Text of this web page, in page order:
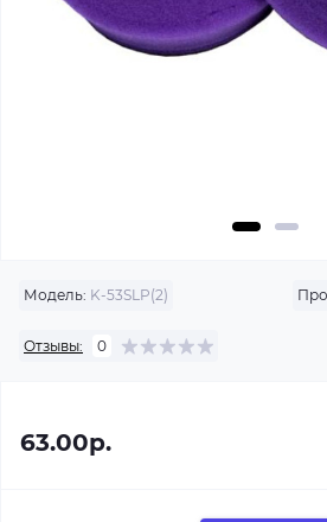
Модель: K-53SLP(2)
Отзывы: 0
63.00р.